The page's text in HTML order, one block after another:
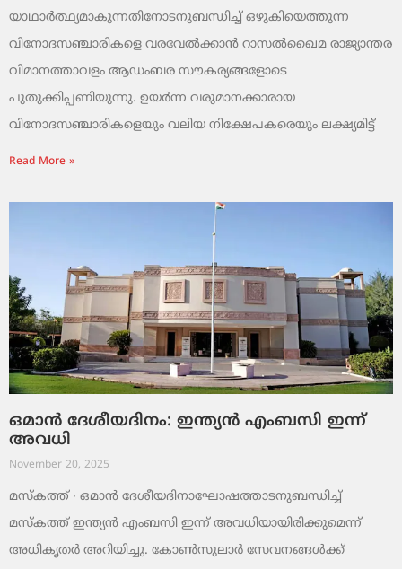
യാഥാർത്ഥ്യമാകുന്നതിനോടനുബന്ധിച്ച് ഒഴുകിയെത്തുന്ന
വിനോദസഞ്ചാരികളെ വരവേൽക്കാൻ റാസൽഖൈമ രാജ്യാന്തര
വിമാനത്താവളം ആഡംബര സൗകര്യങ്ങളോടെ
പുതുക്കിപ്പണിയുന്നു. ഉയർന്ന വരുമാനക്കാരായ
വിനോദസഞ്ചാരികളെയും വലിയ നിക്ഷേപകരെയും ലക്ഷ്യമിട്ട്
Read More »
ഒമാൻ ദേശീയദിനം: ഇന്ത്യൻ എംബസി ഇന്ന്
അവധി
November 20, 2025
മസ്‌കത്ത് ∙ ഒമാൻ ദേശീയദിനാഘോഷത്താടനുബന്ധിച്ച്
മസ്‌കത്ത് ഇന്ത്യൻ എംബസി ഇന്ന് അവധിയായിരിക്കുമെന്ന്
അധികൃതർ അറിയിച്ചു. കോൺസുലാർ സേവനങ്ങൾക്ക്